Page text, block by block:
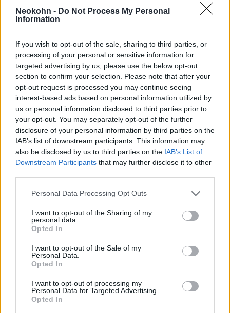
Neokohn - Do Not Process My Personal
Information
If you wish to opt-out of the sale, sharing to third parties, or
processing of your personal or sensitive information for
targeted advertising by us, please use the below opt-out
section to confirm your selection. Please note that after your
opt-out request is processed you may continue seeing
interest-based ads based on personal information utilized by
us or personal information disclosed to third parties prior to
your opt-out. You may separately opt-out of the further
disclosure of your personal information by third parties on the
IAB’s list of downstream participants. This information may
also be disclosed by us to third parties on the IAB’s List of
Downstream Participants that may further disclose it to other
Please note that this website/app uses one or more Google
not limited to your visit or usage behaviour. You may click to
grant or deny consent to Google and its third-party tags to
use your data for below specified purposes in below Google
consent section.
Personal Data Processing Opt Outs
I want to opt-out of the Sharing of my
personal data.
Opted In
I want to opt-out of the Sale of my
Personal Data.
Opted In
I want to opt-out of processing my
Personal Data for Targeted Advertising.
Opted In
Hitlerezésbe fulladt Magyar Péter
szidalmazása
Szentesi Zöldi hangot adott annak a
meggyőződésének, hogy az új politikai
rendszer hosszabb távon nem tartható fenn,
és úgy véli, rövid időn belül olyan problémák
jelentkezhetnek, amelyek miatt azok, akik
jelenleg támogatják Magyar Pétert, már nem
látnak majd érdeket a pozícióban tartásában.
„Egy-két év múlva lesznek olyan neuralgikus
pontok ebben a rossz kormányzásban, amikor
már nem éri meg, hogy fenntartsák ezt az
embert.” – mondta Szentesi Zöldi.
Néző László erre annyit reagált, hogy „Hitler,
Sztálin, Brezsnyev, Kádár.”
„Ők nagy formátumú államférfiak